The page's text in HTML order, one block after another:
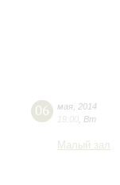
06 мая 2014
19:00 Вт
Малый зал